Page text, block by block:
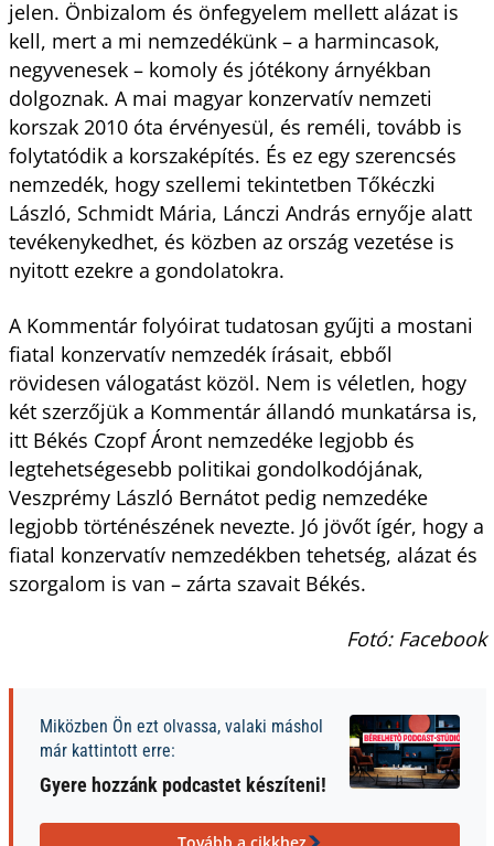
jelen. Önbizalom és önfegyelem mellett alázat is
kell, mert a mi nemzedékünk – a harmincasok,
negyvenesek – komoly és jótékony árnyékban
dolgoznak. A mai magyar konzervatív nemzeti
korszak 2010 óta érvényesül, és reméli, tovább is
folytatódik a korszaképítés. És ez egy szerencsés
nemzedék, hogy szellemi tekintetben Tőkéczki
László, Schmidt Mária, Lánczi András ernyője alatt
tevékenykedhet, és közben az ország vezetése is
nyitott ezekre a gondolatokra.
A Kommentár folyóirat tudatosan gyűjti a mostani
fiatal konzervatív nemzedék írásait, ebből
rövidesen válogatást közöl. Nem is véletlen, hogy
két szerzőjük a Kommentár állandó munkatársa is,
itt Békés Czopf Áront nemzedéke legjobb és
legtehetségesebb politikai gondolkodójának,
Veszprémy László Bernátot pedig nemzedéke
legjobb történészének nevezte. Jó jövőt ígér, hogy a
fiatal konzervatív nemzedékben tehetség, alázat és
szorgalom is van – zárta szavait Békés.
Fotó: Facebook
Miközben Ön ezt olvassa, valaki máshol
már kattintott erre:
Gyere hozzánk podcastet készíteni!
Tovább a cikkhez